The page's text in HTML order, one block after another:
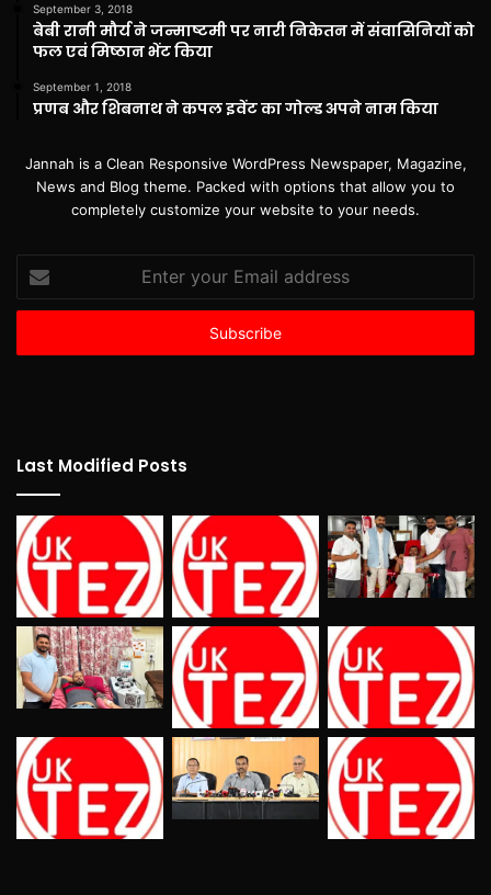
September 3, 2018
बेबी रानी मौर्य ने जन्माष्टमी पर नारी निकेतन में संवासिनियों को
फल एवं मिष्ठान भेंट किया
September 1, 2018
प्रणब और शिबनाथ ने कपल इवेंट का गोल्ड अपने नाम किया
Jannah is a Clean Responsive WordPress Newspaper, Magazine,
News and Blog theme. Packed with options that allow you to
completely customize your website to your needs.
your
Email
Last Modified Posts